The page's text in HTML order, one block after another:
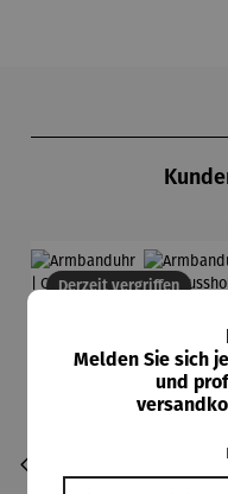
Derzeit vergriffen
Melden Sie sich
und